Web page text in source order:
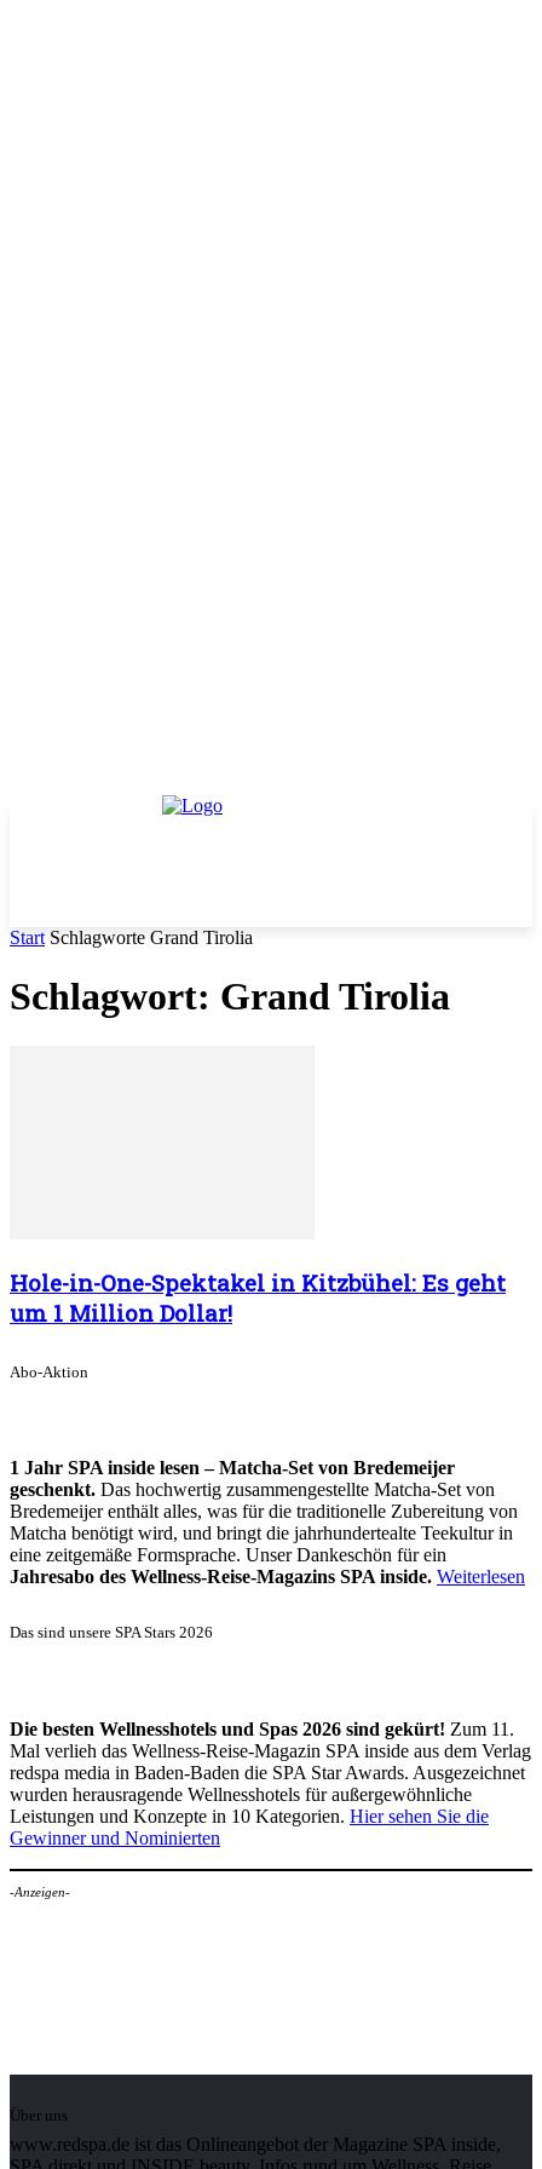
Start Schlagworte Grand Tirolia
Schlagwort: Grand Tirolia
Hole-in-One-Spektakel in Kitzbühel: Es geht
um 1 Million Dollar!
Abo-Aktion
1 Jahr SPA inside lesen – Matcha-Set von Bredemeijer
geschenkt. Das hochwertig zusammengestellte Matcha-Set von
Bredemeijer enthält alles, was für die traditionelle Zubereitung von
Matcha benötigt wird, und bringt die jahrhundertealte Teekultur in
eine zeitgemäße Formsprache. Unser Dankeschön für ein
Jahresabo des Wellness-Reise-Magazins SPA inside. Weiterlesen
Das sind unsere SPA Stars 2026
Die besten Wellnesshotels und Spas 2026 sind gekürt! Zum 11.
Mal verlieh das Wellness-Reise-Magazin SPA inside aus dem Verlag
redspa media in Baden-Baden die SPA Star Awards. Ausgezeichnet
wurden herausragende Wellnesshotels für außergewöhnliche
Leistungen und Konzepte in 10 Kategorien. Hier sehen Sie die
Gewinner und Nominierten
-Anzeigen-
Über uns
www.redspa.de ist das Onlineangebot der Magazine SPA inside,